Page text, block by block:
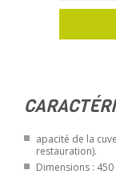
apacité de la
restauration).
Dimensions :